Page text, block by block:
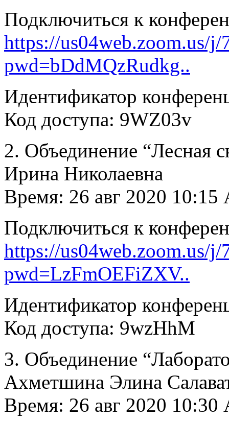
Подключиться к
https://us04web.zoom.us/j/
pwd=bDdMQzRudkg..
Идентификатор
Код доступа: 9WZ03v
2. Объединение “Лесная
Ирина Николаевна
Время: 26 авг 2020 10:15
Подключиться к
https://us04web.zoom.us/j/
pwd=LzFmOEFiZXV..
Идентификатор
Код доступа: 9wzHhM
3. Объединение
Ахметшина Элина
Время: 26 авг 2020 10:30